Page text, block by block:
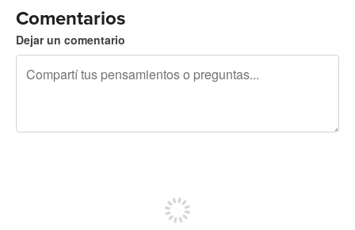
Comentarios
Dejar un comentario